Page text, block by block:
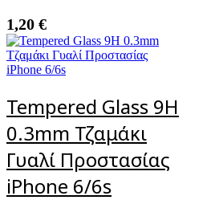
1,20 €
Tempered Glass 9H
0.3mm Τζαμάκι
Γυαλί Προστασίας
iPhone 6/6s